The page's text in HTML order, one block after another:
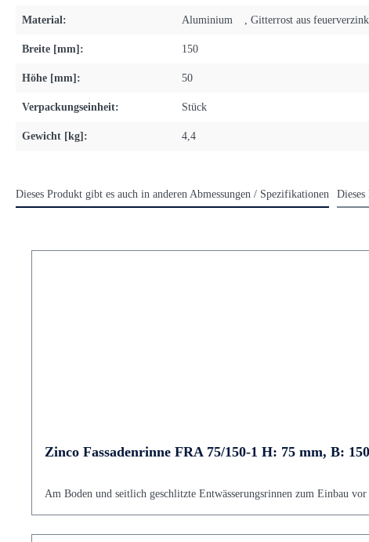
Material: Aluminium , Gitterrost aus
Breite [mm]: 150
Höhe [mm]: 50
Verpackungseinheit: Stück
Gewicht [kg]: 4,4
Dieses Produkt gibt es auch in anderen Abmessungen / Spezifikationen
Zinco Fassadenrinne FRA 75/150-1 H: 75 mm, B:
Am Boden und seitlich geschlitzte Entwässerungsrinnen zum Einbau